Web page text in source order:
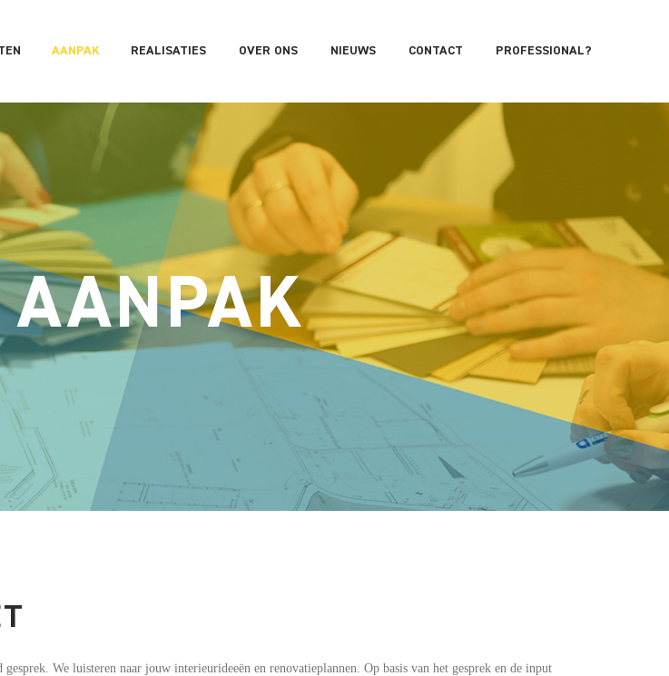
AANPAK REALISATIES OVER ONS NIEUWS CONTACT PROFESSIONAL?
AANPAK
We luisteren naar jouw interieurideeën en renovatieplannen. Op basis van het gesprek en de input